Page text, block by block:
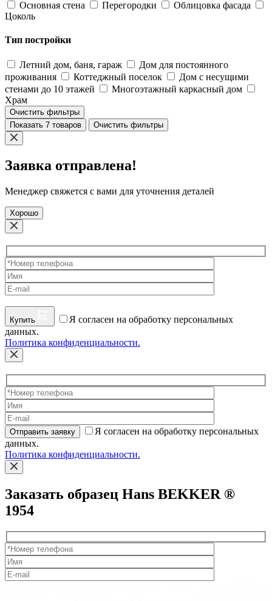
Основная стена Перегородки
Облицовка фасада
Цоколь
Тип постройки
Летний дом, баня, гараж
Дом для постоянного
проживания
Коттеджный поселок
Дом с несущими
стенами до 10 этажей
Многоэтажный каркасный дом
Храм
Очистить фильтры
Показать 7 товаров
Очистить фильтры
Заявка отправлена!
Менеджер свяжется с вами для уточнения деталей
Хорошо
Купить
Я согласен на обработку персональных
данных.
Политика конфиденциальности.
Отправить заявку
Я согласен на обработку персональных
данных.
Политика конфиденциальности.
Заказать образец Hans BEKKER ®
1954